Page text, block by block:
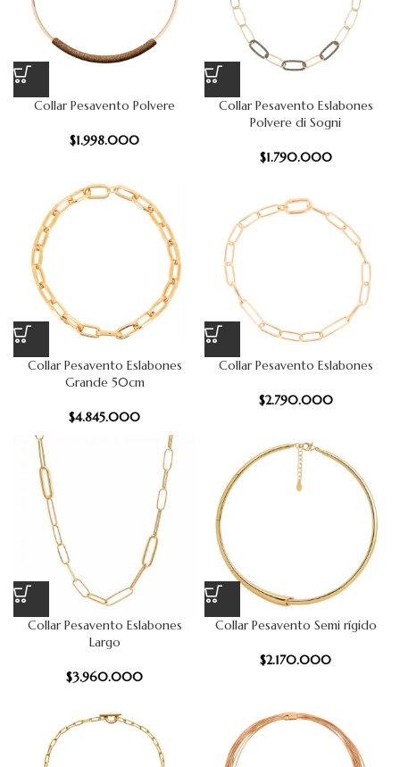
Collar Pesavento Polvere
$1.998.000
Collar Pesavento Eslabones
Polvere di Sogni
$1.790.000
Collar Pesavento Eslabones
Grande 50cm
$4.845.000
Collar Pesavento Eslabones
$2.790.000
Collar Pesavento Eslabones
Largo
$3.960.000
Collar Pesavento Semi rígido
$2.170.000